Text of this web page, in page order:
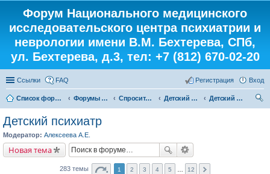
Форум Национального медицинского
исследовательского центра психиатрии и
неврологии имени В.М. Бехтерева, СПб,
ул. Бехтерева, д.3, тел: +7 (812) 670-02-20
Ссылки FAQ Вход
Регистрация
Список форумов Форумы института Спросите у доктора Детский кабинет
Детский психиатр
Детский психиатр
Модератор: Алексеева А.Е.
Новая тема
283 темы 1 2 3 4 5 12